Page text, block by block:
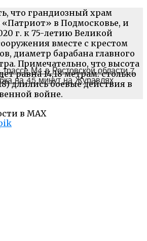
что грандиозный храм
«Патриот» в Подмосковье, и
г. к 75-летию Великой
вместе с крестом
диаметр барабана главного
Примечательно, что высота
равна 14,18 метрам: столько
длились боевые действия в
войне.
в MAX
М4 в Ростовской области 7
на 45 минут на Журавлях